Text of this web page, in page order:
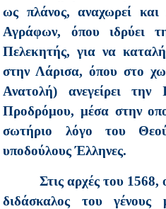
ως πλάνος, αναχωρεί
Αγράφων, όπου ιδρύει
Πελεκητής, για να
στην Λάρισα, όπου στο
Ανατολή) ανεγείρει
Προδρόμου, μέσα στην
σωτήριο λόγο του
υποδούλους Έλληνες.
Στις αρχές του 1568, ο
διδάσκαλος του